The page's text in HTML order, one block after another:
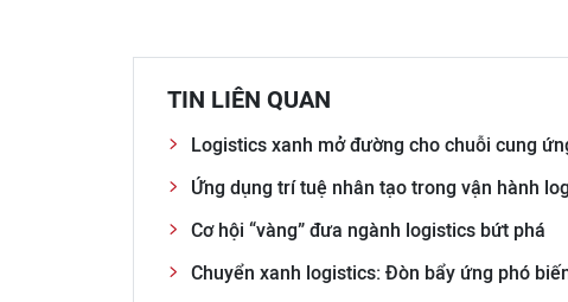
TIN LIÊN QUAN
Logistics xanh mở đường cho chuỗi cung
Ứng dụng trí tuệ nhân tạo trong vận hành
Cơ hội “vàng” đưa ngành logistics bứt phá
Chuyển xanh logistics: Đòn bẩy ứng phó